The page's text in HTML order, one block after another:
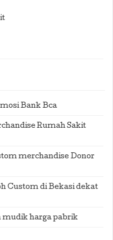
Bank Bca
Rumah Sakit
merchandise Donor
Custom di Bekasi dekat
mudik harga pabrik